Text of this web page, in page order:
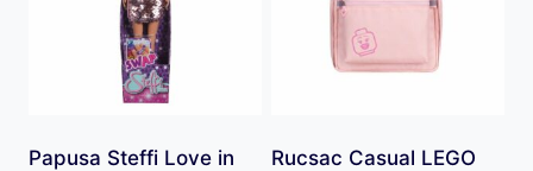
Papusa Steffi Love in
Rucsac Casual LEGO